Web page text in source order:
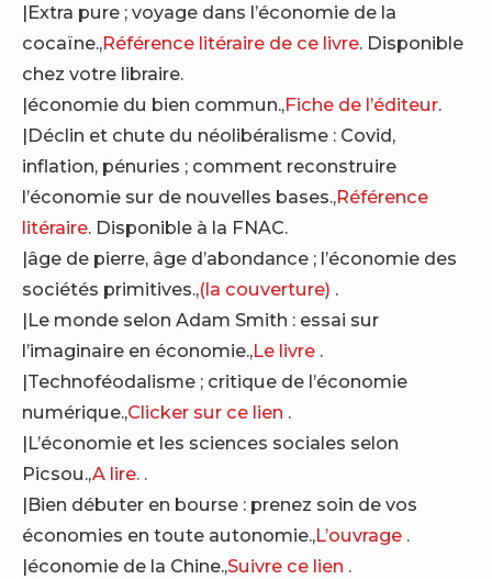
|Extra pure ; voyage dans l’économie de la
cocaïne.,Référence litéraire de ce livre. Disponible
chez votre libraire.
|économie du bien commun.,Fiche de l’éditeur.
|Déclin et chute du néolibéralisme : Covid,
inflation, pénuries ; comment reconstruire
l’économie sur de nouvelles bases.,Référence
litéraire. Disponible à la FNAC.
|âge de pierre, âge d’abondance ; l’économie des
sociétés primitives.,(la couverture) .
|Le monde selon Adam Smith : essai sur
l’imaginaire en économie.,Le livre .
|Technoféodalisme ; critique de l’économie
numérique.,Clicker sur ce lien .
|L’économie et les sciences sociales selon
Picsou.,A lire. .
|Bien débuter en bourse : prenez soin de vos
économies en toute autonomie.,L’ouvrage .
|économie de la Chine.,Suivre ce lien .